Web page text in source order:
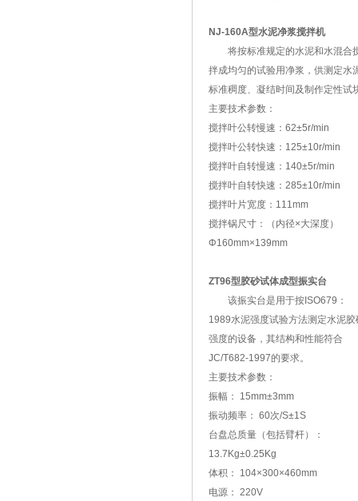
NJ-160A型水泥净浆搅拌机
将按标准规定的水泥和水混合
拌成均匀的试验用净浆，供测定水
标准稠度、凝结时间及制作定性试
主要技术参数：
搅拌叶公转慢速：62±5r/min
搅拌叶公转快速：125±10r/min
搅拌叶自转慢速：140±5r/min
搅拌叶自转快速：285±10r/min
搅拌叶片宽度：111mm
搅拌锅尺寸：（内径×大深度）
Φ160mm×139mm
ZT96型胶砂试体成型振实台
该振实台是用于按ISO679：
1989水泥强度试验方法测定水泥胶
强度的设备，其结构和性能符合
JC/T682-1997的要求。
主要技术参数：
振幅： 15mm±3mm
振动频率： 60次/S±1S
台盘总质量（包括臂杆）：
13.7Kg±0.25Kg
体积： 104×300×460mm
电源： 220V